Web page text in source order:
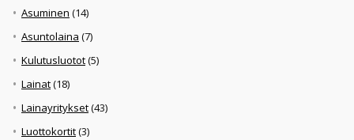
Asuminen (14)
Asuntolaina (7)
Kulutusluotot(5)
Lainat(18)
Lainayritykset(43)
Luottokortit(3)